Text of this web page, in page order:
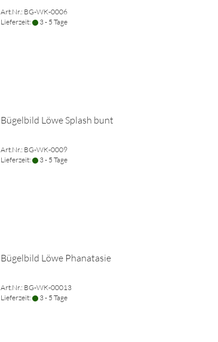
Art.Nr.: BG-WK-0006
Lieferzeit:
3 - 5 Tage
Bügelbild Löwe Splash bunt
Art.Nr.: BG-WK-0009
Lieferzeit:
3 - 5 Tage
Bügelbild Löwe Phanatasie
Art.Nr.: BG-WK-00013
Lieferzeit:
3 - 5 Tage